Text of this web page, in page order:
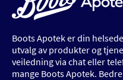
Boots Apotek er din
utvalg av produkter og
veiledning via chat eller
mange Boots Apotek.